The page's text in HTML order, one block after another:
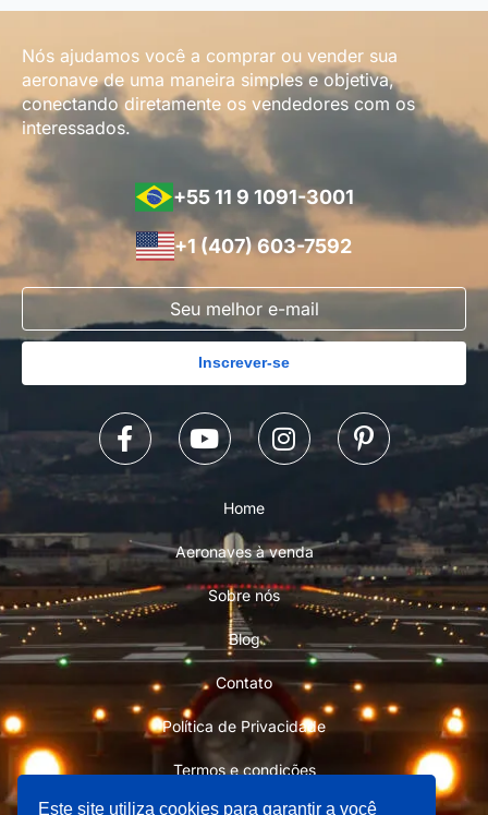
Nós ajudamos você a comprar ou vender sua
aeronave de uma maneira simples e objetiva,
conectando diretamente os vendedores com os
interessados.
+55 11 9 1091-3001
+1 (407) 603-7592
Inscrever-se
Home
Aeronaves à venda
Sobre nós
Blog
Contato
Política de Privacidade
Termos e condições
Este site utiliza cookies para garantir a você